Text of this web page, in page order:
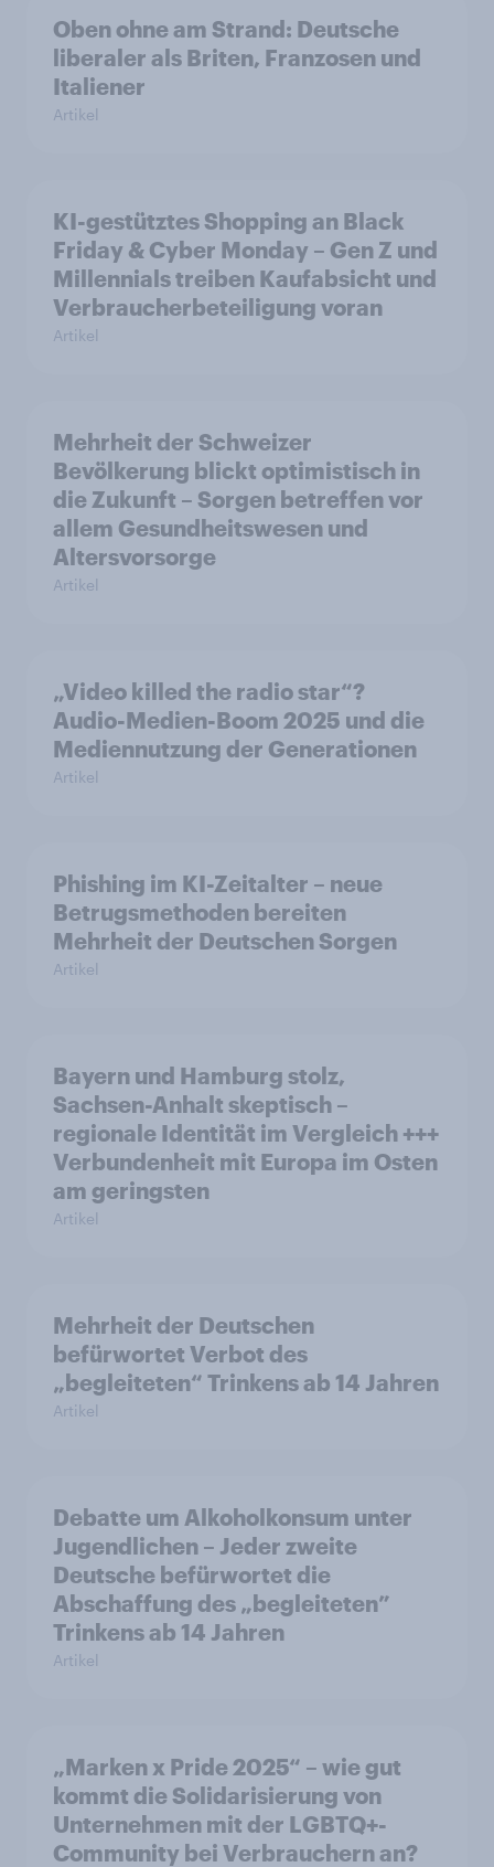
Oben ohne am Strand: Deutsche
liberaler als Briten, Franzosen und
Italiener
Artikel
KI-gestütztes Shopping an Black
Friday & Cyber Monday – Gen Z und
Millennials treiben Kaufabsicht und
Verbraucherbeteiligung voran
Artikel
Mehrheit der Schweizer
Bevölkerung blickt optimistisch in
die Zukunft – Sorgen betreffen vor
allem Gesundheitswesen und
Altersvorsorge
Artikel
„Video killed the radio star“?
Audio-Medien-Boom 2025 und die
Mediennutzung der Generationen
Artikel
Phishing im KI-Zeitalter – neue
Betrugsmethoden bereiten
Mehrheit der Deutschen Sorgen
Artikel
Bayern und Hamburg stolz,
Sachsen-Anhalt skeptisch –
regionale Identität im Vergleich +++
Verbundenheit mit Europa im Osten
am geringsten
Artikel
Mehrheit der Deutschen
befürwortet Verbot des
„begleiteten“ Trinkens ab 14 Jahren
Artikel
Debatte um Alkoholkonsum unter
Jugendlichen – Jeder zweite
Deutsche befürwortet die
Abschaffung des „begleiteten”
Trinkens ab 14 Jahren
Artikel
„Marken x Pride 2025“ – wie gut
kommt die Solidarisierung von
Unternehmen mit der LGBTQ+-
Community bei Verbrauchern an?